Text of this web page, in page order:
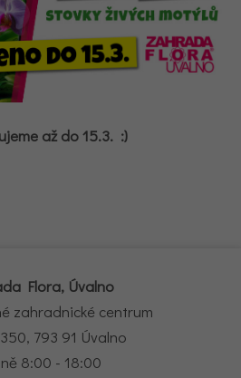
až do 15.3. :)
Flora, Úvalno
zahradnické centrum
793 91 Úvalno
8:00 - 18:00